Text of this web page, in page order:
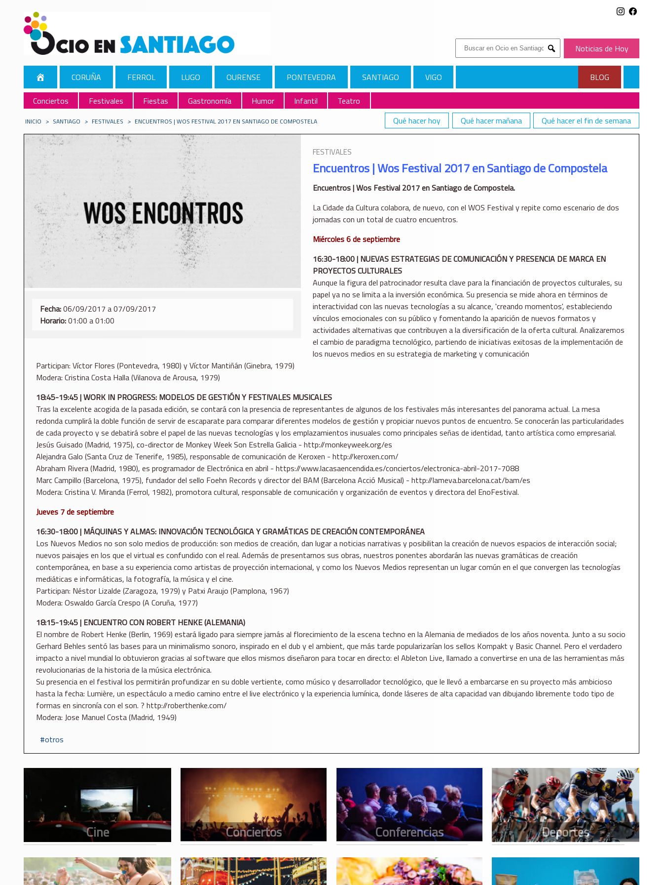
Buscar:
Submit
Noticias de Hoy
CORUÑA FERROL LUGO OURENSE PONTEVEDRA SANTIAGO VIGO
BLOG
Conciertos
Festivales Fiestas Gastronomía Humor Infantil
Teatro
Qué hacer hoy
Qué hacer mañana Qué hacer el fin de semana
INICIO > SANTIAGO > FESTIVALES > ENCUENTROS | WOS FESTIVAL 2017 EN SANTIAGO DE COMPOSTELA
Fecha:06/09/2017 a 07/09/2017
Horario:01:00 a 01:00
FESTIVALES
Encuentros | Wos Festival 2017 en Santiago de Compostela
Encuentros | Wos Festival 2017 en Santiago de Compostela.
La Cidade da Cultura colabora, de nuevo, con el WOS Festival y repite como escenario de dos
jornadas con un total de cuatro encuentros.
Miércoles 6 de septiembre
16:30-18:00 | NUEVAS ESTRATEGIAS DE COMUNICACIÓN Y PRESENCIA DE MARCA EN
PROYECTOS CULTURALES
Aunque la figura del patrocinador resulta clave para la financiación de proyectos culturales, su
papel ya no se limita a la inversión económica. Su presencia se mide ahora en términos de
interactividad con las nuevas tecnologías a su alcance, 'creando momentos', estableciendo
vínculos emocionales con su público y fomentando la aparición de nuevos formatos y
actividades alternativas que contribuyen a la diversificación de la oferta cultural. Analizaremos
el cambio de paradigma tecnológico, partiendo de iniciativas exitosas de la implementación de
los nuevos medios en su estrategia de marketing y comunicación
Participan: Víctor Flores (Pontevedra, 1980) y Víctor Mantiñán (Ginebra, 1979)
Modera: Cristina Costa Halla (Vilanova de Arousa, 1979)
18:45-19:45 | WORK IN PROGRESS: MODELOS DE GESTIÓN Y FESTIVALES MUSICALES
Tras la excelente acogida de la pasada edición, se contará con la presencia de representantes de algunos de los festivales más interesantes del panorama actual. La mesa
redonda cumplirá la doble función de servir de escaparate para comparar diferentes modelos de gestión y propiciar nuevos puntos de encuentro. Se conocerán las particularidades
de cada proyecto y se debatirá sobre el papel de las nuevas tecnologías y los emplazamientos inusuales como principales señas de identidad, tanto artística como empresarial.
Jesús Guisado (Madrid, 1975), co-director de Monkey Week Son Estrella Galicia - http://monkeyweek.org/es
Alejandra Galo (Santa Cruz de Tenerife, 1985), responsable de comunicación de Keroxen - http://keroxen.com/
Abraham Rivera (Madrid, 1980), es programador de Electrónica en abril - https://www.lacasaencendida.es/conciertos/electronica-abril-2017-7088
Marc Campillo (Barcelona, 1975), fundador del sello Foehn Records y director del BAM (Barcelona Acció Musical) - http://lameva.barcelona.cat/bam/es
Modera: Cristina V. Miranda (Ferrol, 1982), promotora cultural, responsable de comunicación y organización de eventos y directora del EnoFestival.
Jueves 7 de septiembre
16:30-18:00 | MÁQUINAS Y ALMAS: INNOVACIÓN TECNOLÓGICA Y GRAMÁTICAS DE CREACIÓN CONTEMPORÁNEA
Los Nuevos Medios no son solo medios de producción: son medios de creación, dan lugar a noticias narrativas y posibilitan la creación de nuevos espacios de interacción social;
nuevos paisajes en los que el virtual es confundido con el real. Además de presentarnos sus obras, nuestros ponentes abordarán las nuevas gramáticas de creación
contemporánea, en base a su experiencia como artistas de proyección internacional, y como los Nuevos Medios representan un lugar común en el que convergen las tecnologías
mediáticas e informáticas, la fotografía, la música y el cine.
Participan: Néstor Lizalde (Zaragoza, 1979) y Patxi Araujo (Pamplona, 1967)
Modera: Oswaldo García Crespo (A Coruña, 1977)
18:15-19:45 | ENCUENTRO CON ROBERT HENKE (ALEMANIA)
El nombre de Robert Henke (Berlin, 1969) estará ligado para siempre jamás al florecimiento de la escena techno en la Alemania de mediados de los años noventa. Junto a su socio
Gerhard Behles sentó las bases para un minimalismo sonoro, inspirado en el dub y el ambient, que más tarde popularizarían los sellos Kompakt y Basic Channel. Pero el verdadero
impacto a nivel mundial lo obtuvieron gracias al software que ellos mismos diseñaron para tocar en directo: el Ableton Live, llamado a convertirse en una de las herramientas más
revolucionarias de la historia de la música electrónica.
Su presencia en el festival los permitirán profundizar en su doble vertiente, como músico y desarrollador tecnológico, que le llevó a embarcarse en su proyecto más ambicioso
hasta la fecha: Lumière, un espectáculo a medio camino entre el live electrónico y la experiencia lumínica, donde láseres de alta capacidad van dibujando libremente todo tipo de
formas en sincronía con el son. ? http://roberthenke.com/
Modera: Jose Manuel Costa (Madrid, 1949)
otros